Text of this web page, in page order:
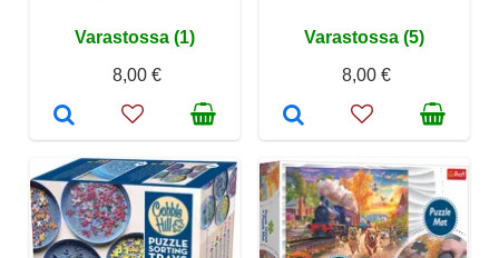
Varastossa (1)
8,00 €
Varastossa (5)
8,00 €